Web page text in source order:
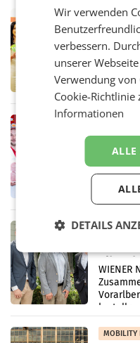
RETAIL
Eine
Müller
Über
Altstoff
Müller-
Ober-
WIENER
RETAIL
WIENER
MOBILITY
Wir verwenden
verbessern.
unserer
Verwendung von
Cookie-Richtlinie
Informationen
ALLE
DETAILS